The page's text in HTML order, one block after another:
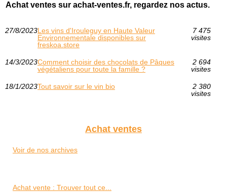
Achat ventes sur achat-ventes.fr, regardez nos actus.
27/8/2023Les vins d'Irouleguy en Haute Valeur
Environnementale disponibles sur
freskoa.store
7 475
visites
14/3/2023Comment choisir des chocolats de Pâques
végétaliens pour toute la famille ?
2 694
visites
18/1/2023Tout savoir sur le vin bio
2 380
visites
Achat ventes
Voir de nos archives
Achat vente : Trouver tout ce...